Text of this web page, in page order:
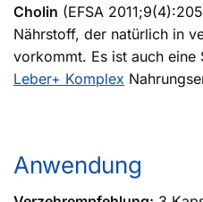
Cholin (EFSA
Nährstoff, der natürlich in
vorkommt. Es ist auch eine
Leber+ Komplex
Anwendung